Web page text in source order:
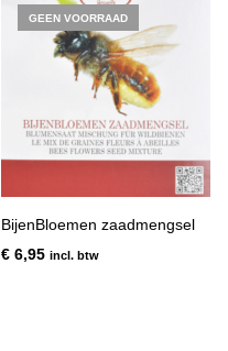
GEEN VOORRAAD
BijenBloemen zaadmengsel
€ 6,95 incl. btw